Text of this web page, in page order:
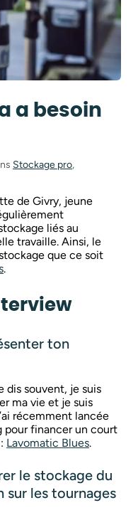
a besoin
Stockage pro,
de Givry, jeune
liés au
travaille. Ainsi, le
que ce soit
.
ton
dis souvent, je suis
ma vie et je suis
récemment lancée
pour financer un court
Lavomatic Blues.
le stockage du
sur les tournages